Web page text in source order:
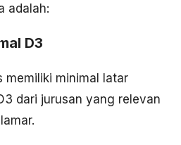
adalah:
D3
memiliki minimal latar
dari jurusan yang relevan